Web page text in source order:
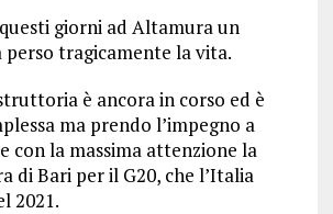
giorni ad Altamura un
perso tragicamente la vita.
è ancora in corso ed è
ma prendo l’impegno a
con la massima attenzione la
di Bari per il G20, che l’Italia
2021.